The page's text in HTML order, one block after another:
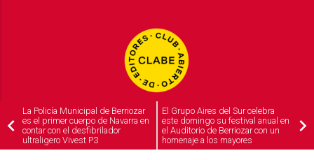
La Policía Municipal de Berriozar
es el primer cuerpo de Navarra en
contar con el desfibrilador
ultraligero Vivest P3
El Grupo Aires del Sur celebra
este domingo su festival anual en
el Auditorio de Berriozar con un
homenaje a los mayores